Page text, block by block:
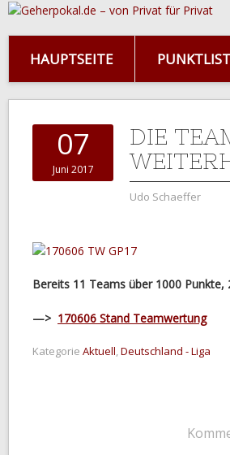
HAUPTSEITE
07
Juni 2017
DIE
Udo Schaeffer
Bereits 11 Teams über 1000
—> 170606 Stand Teamwertung
Kategorie Aktuell,Deutschland - Liga